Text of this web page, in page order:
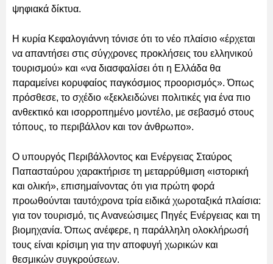
ψηφιακά δίκτυα.
Η κυρία Κεφαλογιάννη τόνισε ότι το νέο πλαίσιο «έρχεται
να απαντήσει στις σύγχρονες προκλήσεις του ελληνικού
τουρισμού» και «να διασφαλίσει ότι η Ελλάδα θα
παραμείνει κορυφαίος παγκόσμιος προορισμός». Όπως
πρόσθεσε, το σχέδιο «ξεκλειδώνει πολιτικές για ένα πιο
ανθεκτικό και ισορροπημένο μοντέλο, με σεβασμό στους
τόπους, το περιβάλλον και τον άνθρωπο».
Ο υπουργός Περιβάλλοντος και Ενέργειας Σταύρος
Παπασταύρου χαρακτήρισε τη μεταρρύθμιση «ιστορική
και ολική», επισημαίνοντας ότι για πρώτη φορά
προωθούνται ταυτόχρονα τρία ειδικά χωροταξικά πλαίσια:
για τον τουρισμό, τις Ανανεώσιμες Πηγές Ενέργειας και τη
βιομηχανία. Όπως ανέφερε, η παράλληλη ολοκλήρωσή
τους είναι κρίσιμη για την αποφυγή χωρικών και
θεσμικών συγκρούσεων.